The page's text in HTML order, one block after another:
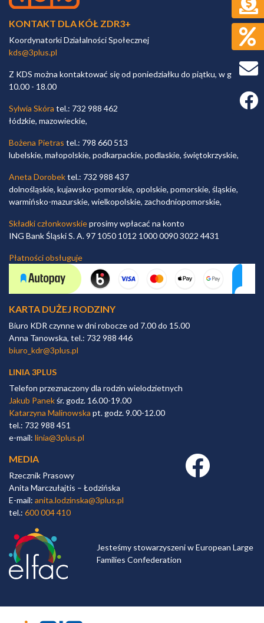
KONTAKT DLA KÓŁ ZDR3+
Koordynatorki Działalności Społecznej
kds@3plus.pl
Z KDS można kontaktować się od poniedziałku do piątku, w godz.
10.00 - 18.00
Sylwia Skóra tel.: 732 988 462
łódzkie, mazowieckie,
Bożena Pietras tel.: 798 660 513
lubelskie, małopolskie, podkarpackie, podlaskie, świętokrzyskie,
Aneta Dorobektel.: 732 988 437
dolnośląskie, kujawsko-pomorskie, opolskie, pomorskie, śląskie,
warmińsko-mazurskie, wielkopolskie, zachodniopomorskie,
Składki członkowskieprosimy wpłacać na konto
ING Bank Śląski S. A. 97 1050 1012 1000 0090 3022 4431
Płatności obsługuje
KARTA DUŻEJ RODZINY
Biuro KDR czynne w dni robocze od 7.00 do 15.00
Anna Tanowska, tel.: 732 988 446
biuro_kdr@3plus.pl
LINIA 3PLUS
Telefon przeznaczony dla rodzin wielodzietnych
Jakub Panekśr. godz. 16.00-19.00
Katarzyna Malinowska pt. godz. 9.00-12.00
tel.: 732 988 451
e-mail: linia@3plus.pl
MEDIA
Rzecznik Prasowy
Anita Marczułajtis – Łodzińska
E-mail: anita.lodzinska@3plus.pl
tel.: 600 004 410
Facebook link
Jesteśmy stowarzyszeni w European Large
Families Confederation